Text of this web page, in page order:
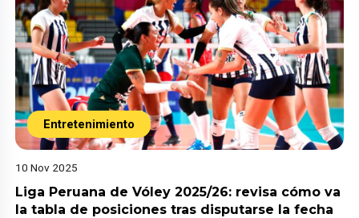
Entretenimiento
10 Nov 2025
Liga Peruana de Vóley 2025/26: revisa cómo va
la tabla de posiciones tras disputarse la fecha